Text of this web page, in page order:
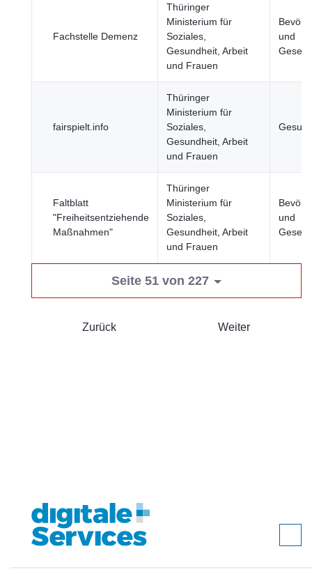
Fachstelle Demenz
Thüringer
Ministerium für
Soziales,
Gesundheit, Arbeit
und Frauen
und
fairspielt.info
Thüringer
Ministerium für
Soziales,
Gesundheit, Arbeit
und Frauen
Faltblatt
"Freiheitsentziehende
Maßnahmen"
Thüringer
Ministerium für
Soziales,
Gesundheit, Arbeit
und Frauen
und
Seite 51 von 227
Zurück Weiter